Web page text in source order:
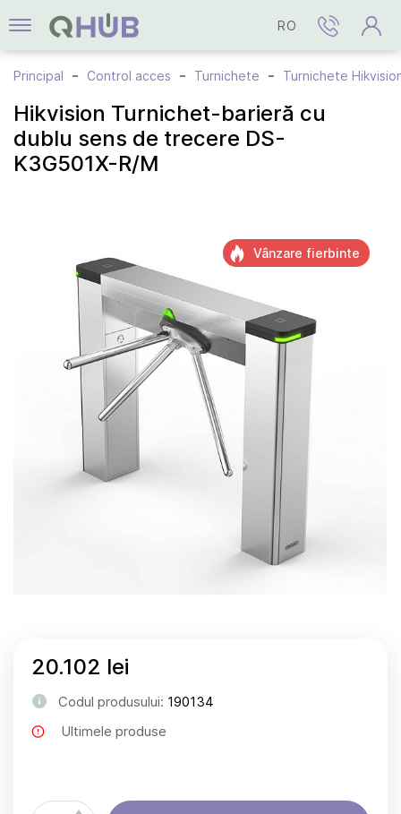
RO
Principal Control acces Turnichete Turnichete
Hikvision Turnichet-barieră cu
dublu sens de trecere DS-
K3G501X-R/M
Vânzare fierbinte
20.102 lei
Codul produsului: 190134
Ultimele produse